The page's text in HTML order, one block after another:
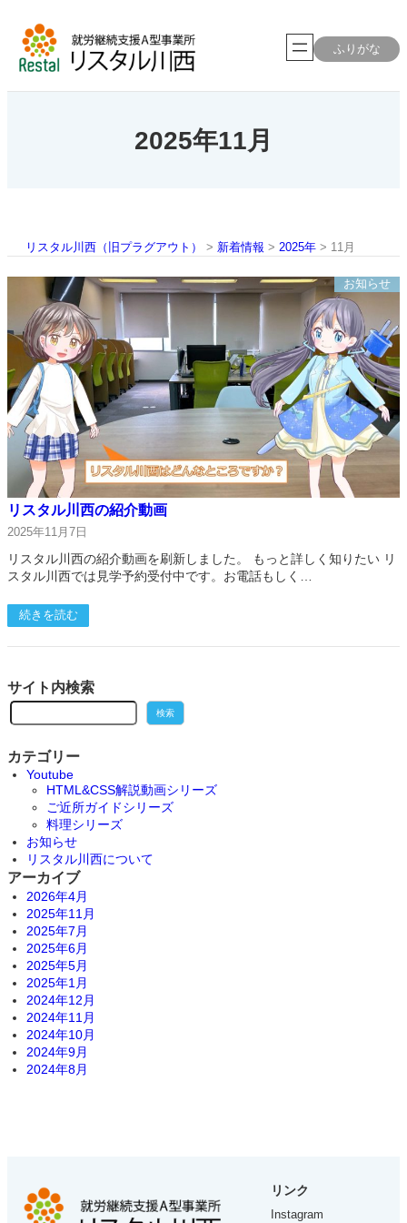
ふりがな
2025年11月
リスタル川西（旧プラグアウト） > 新着情報 > 2025年> 11月
お知らせ
リスタル川西の紹介動画
2025年11月7日
リスタル川西の紹介動画を刷新しました。 もっと詳しく知りたい リ
スタル川西では見学予約受付中です。お電話もしく…
続きを読む
サイト内検索
検
検索
カテゴリー
Youtube
HTML&CSS解説動画シリーズ
ご近所ガイドシリーズ
料理シリーズ
お知らせ
リスタル川西について
アーカイブ
2026年4月
2025年11月
2025年7月
2025年6月
2025年5月
2025年1月
2024年12月
2024年11月
2024年10月
2024年9月
2024年8月
リンク
Instagram
グ